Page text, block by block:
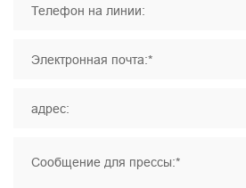
Телефон на линии:
Электронная почта:*
адрес:
Сообщение для прессы:*